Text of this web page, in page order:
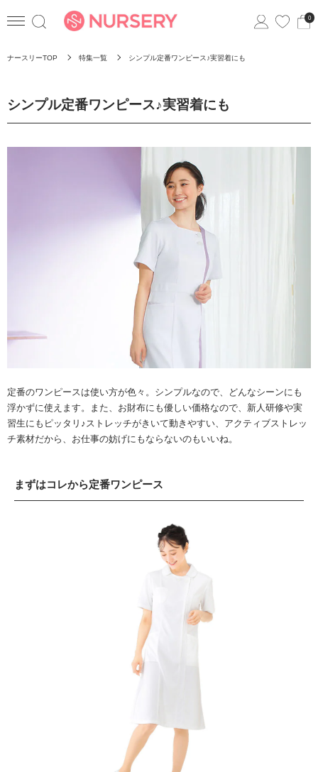
0
ナースリーTOP 特集一覧 シンプル定番ワンピース♪実習着にも
シンプル定番ワンピース♪実習着にも
定番のワンピースは使い方が色々。 シンプルなので、どんなシーンにも
浮かずに使えます。
また、お財布にも優しい価格なので、新人研修や実
習生にもピッタリ♪ ストレッチがきいて動きやすい、アクティブストレッ
チ素材だから、 お仕事の妨げにもならないのもいいね。
まずはコレから定番ワンピース